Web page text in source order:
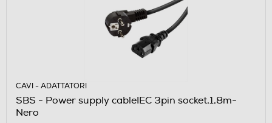
CAVI - ADATTATORI
SBS - Power supply cableIEC 3pin socket,1,8m-
Nero